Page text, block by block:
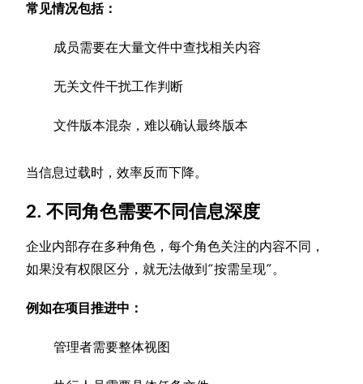
常见情况包括：
成员需要在大量文件中查找相关内容
无关文件干扰工作判断
文件版本混杂，难以确认最终版本
当信息过载时，效率反而下降。
2. 不同角色需要不同信息深度
企业内部存在多种角色，每个角色关注的内容不同，
如果没有权限区分，就无法做到“按需呈现”。
例如在项目推进中：
管理者需要整体视图